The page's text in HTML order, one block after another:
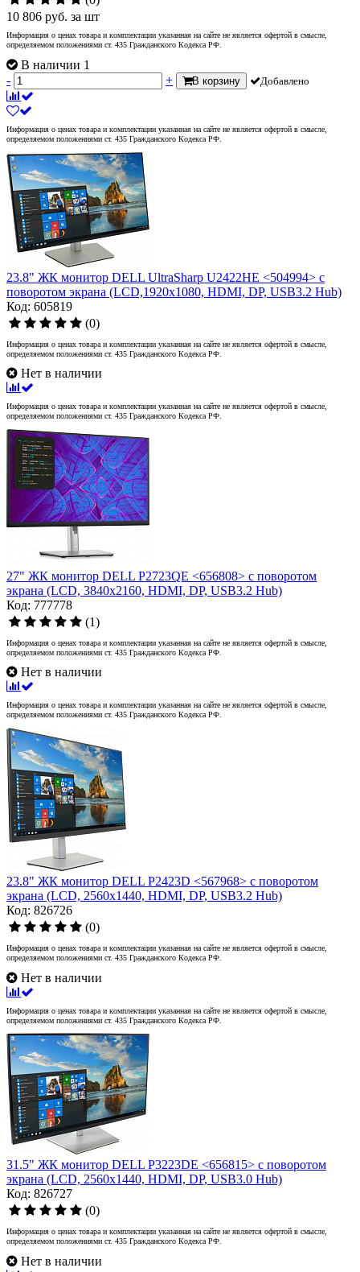
10 806 руб. за шт
Информация о ценах товара и комплектации указанная на сайте не является офертой в смысле,
определяемом положениями ст. 435 Гражданского Кодекса РФ.
В наличии 1
-
+ В корзину Добавлено
Информация о ценах товара и комплектации указанная на сайте не является офертой в смысле,
определяемом положениями ст. 435 Гражданского Кодекса РФ.
23.8" ЖК монитор DELL UltraSharp U2422HE <504994> с
поворотом экрана (LCD,1920x1080, HDMI, DP, USB3.2 Hub)
Код: 605819
(0)
Информация о ценах товара и комплектации указанная на сайте не является офертой в смысле,
определяемом положениями ст. 435 Гражданского Кодекса РФ.
Нет в наличии
Информация о ценах товара и комплектации указанная на сайте не является офертой в смысле,
определяемом положениями ст. 435 Гражданского Кодекса РФ.
27" ЖК монитор DELL P2723QE <656808> с поворотом
экрана (LCD, 3840x2160, HDMI, DP, USB3.2 Hub)
Код: 777778
(1)
Информация о ценах товара и комплектации указанная на сайте не является офертой в смысле,
определяемом положениями ст. 435 Гражданского Кодекса РФ.
Нет в наличии
Информация о ценах товара и комплектации указанная на сайте не является офертой в смысле,
определяемом положениями ст. 435 Гражданского Кодекса РФ.
23.8" ЖК монитор DELL P2423D <567968> с поворотом
экрана (LCD, 2560x1440, HDMI, DP, USB3.2 Hub)
Код: 826726
(0)
Информация о ценах товара и комплектации указанная на сайте не является офертой в смысле,
определяемом положениями ст. 435 Гражданского Кодекса РФ.
Нет в наличии
Информация о ценах товара и комплектации указанная на сайте не является офертой в смысле,
определяемом положениями ст. 435 Гражданского Кодекса РФ.
31.5" ЖК монитор DELL P3223DE <656815> с поворотом
экрана (LCD, 2560x1440, HDMI, DP, USB3.0 Hub)
Код: 826727
(0)
Информация о ценах товара и комплектации указанная на сайте не является офертой в смысле,
определяемом положениями ст. 435 Гражданского Кодекса РФ.
Нет в наличии